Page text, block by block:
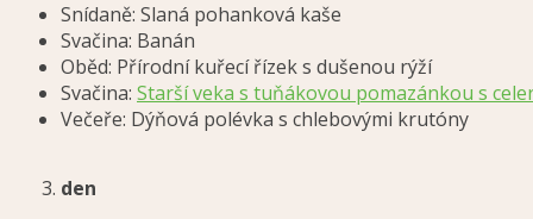
Snídaně: Slaná pohanková kaše
Svačina: Banán
Oběd: Přírodní kuřecí řízek s dušenou rýží
Svačina: Starší veka s tuňákovou pomazánkou s
Večeře: Dýňová polévka s chlebovými krutóny
den